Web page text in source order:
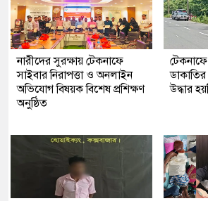
নারীদের সুরক্ষায় টেকনাফে
সাইবার নিরাপত্তা ও অনলাইন
অভিযোগ বিষয়ক বিশেষ প্রশিক্ষণ
অনুষ্ঠিত
উদ্ধার